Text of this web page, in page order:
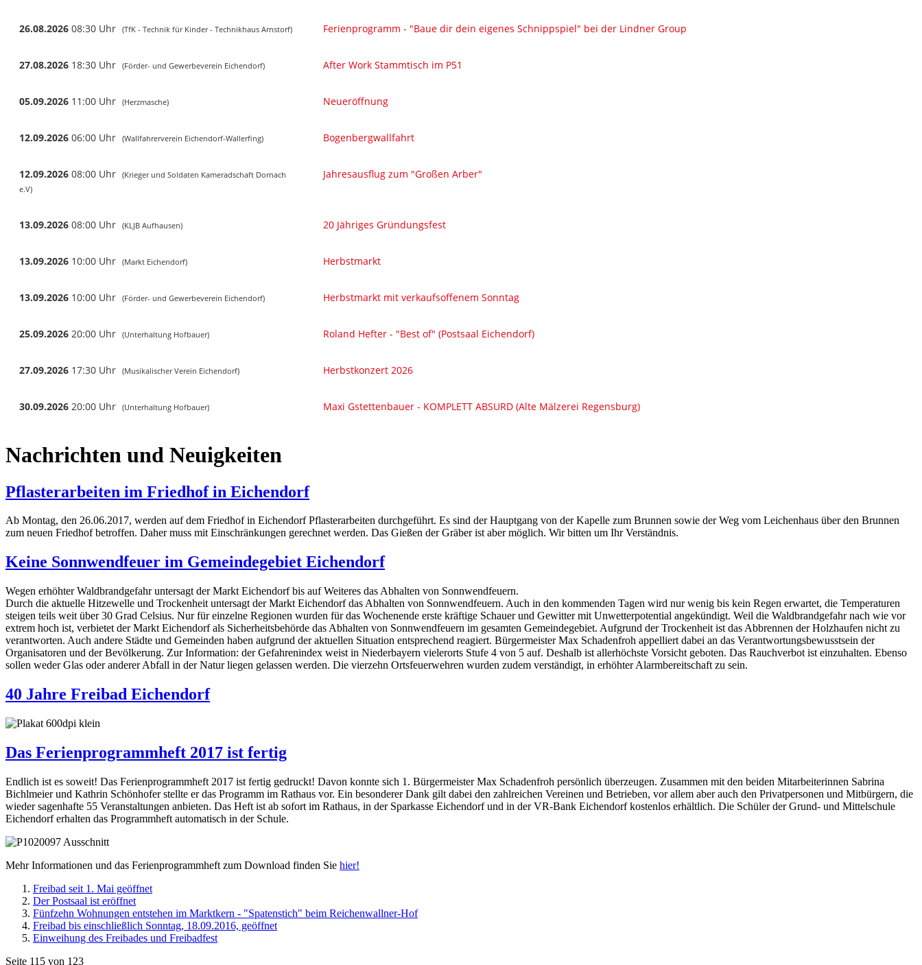
Nachrichten und Neuigkeiten
Pflasterarbeiten im Friedhof in Eichendorf
Ab Montag, den 26.06.2017, werden auf dem Friedhof in Eichendorf Pflasterarbeiten durchgeführt. Es sind der Hauptgang von der Kapelle zum Brunnen sowie der Weg vom Leichenhaus über den Brunnen
zum neuen Friedhof betroffen. Daher muss mit Einschränkungen gerechnet werden. Das Gießen der Gräber ist aber möglich. Wir bitten um Ihr Verständnis.
Keine Sonnwendfeuer im Gemeindegebiet Eichendorf
Wegen erhöhter Waldbrandgefahr untersagt der Markt Eichendorf bis auf Weiteres das Abhalten von Sonnwendfeuern.
Durch die aktuelle Hitzewelle und Trockenheit untersagt der Markt Eichendorf das Abhalten von Sonnwendfeuern. Auch in den kommenden Tagen wird nur wenig bis kein Regen erwartet, die Temperaturen
steigen teils weit über 30 Grad Celsius. Nur für einzelne Regionen wurden für das Wochenende erste kräftige Schauer und Gewitter mit Unwetterpotential angekündigt. Weil die Waldbrandgefahr nach wie vor
extrem hoch ist, verbietet der Markt Eichendorf als Sicherheitsbehörde das Abhalten von Sonnwendfeuern im gesamten Gemeindegebiet. Aufgrund der Trockenheit ist das Abbrennen der Holzhaufen nicht zu
verantworten. Auch andere Städte und Gemeinden haben aufgrund der aktuellen Situation entsprechend reagiert. Bürgermeister Max Schadenfroh appelliert dabei an das Verantwortungsbewusstsein der
Organisatoren und der Bevölkerung. Zur Information: der Gefahrenindex weist in Niederbayern vielerorts Stufe 4 von 5 auf. Deshalb ist allerhöchste Vorsicht geboten. Das Rauchverbot ist einzuhalten. Ebenso
sollen weder Glas oder anderer Abfall in der Natur liegen gelassen werden. Die vierzehn Ortsfeuerwehren wurden zudem verständigt, in erhöhter Alarmbereitschaft zu sein.
40 Jahre Freibad Eichendorf
Das Ferienprogrammheft 2017 ist fertig
Endlich ist es soweit! Das Ferienprogrammheft 2017 ist fertig gedruckt! Davon konnte sich 1. Bürgermeister Max Schadenfroh persönlich überzeugen. Zusammen mit den beiden Mitarbeiterinnen Sabrina
Bichlmeier und Kathrin Schönhofer stellte er das Programm im Rathaus vor. Ein besonderer Dank gilt dabei den zahlreichen Vereinen und Betrieben, vor allem aber auch den Privatpersonen und Mitbürgern, die
wieder sagenhafte 55 Veranstaltungen anbieten. Das Heft ist ab sofort im Rathaus, in der Sparkasse Eichendorf und in der VR-Bank Eichendorf kostenlos erhältlich. Die Schüler der Grund- und Mittelschule
Eichendorf erhalten das Programmheft automatisch in der Schule.
Mehr Informationen und das Ferienprogrammheft zum Download finden Sie hier!
Freibad seit 1. Mai geöffnet
Der Postsaal ist eröffnet
Fünfzehn Wohnungen entstehen im Marktkern - "Spatenstich" beim Reichenwallner-Hof
Freibad bis einschließlich Sonntag, 18.09.2016, geöffnet
Einweihung des Freibades und Freibadfest
Seite 115 von 123